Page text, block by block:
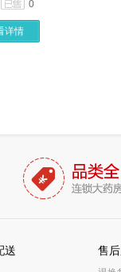
0
详情
送 售